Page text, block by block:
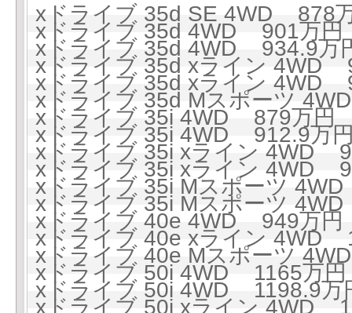
xドライブ 35d SE 4WD 878
xドライブ 35d 4WD 901万
xドライブ 35d 4WD 934.9万
xドライブ 35d xライン 4WD
xドライブ 35d xライン 4WD
xドライブ 35d Mスポーツ
xドライブ 35i 4WD 879万円
xドライブ 35i 4WD 912.9万
xドライブ 35i xライン 4WD
xドライブ 35i xライン 4WD
xドライブ 35i Mスポーツ
xドライブ 35i Mスポーツ
xドライブ 40e 4WD 949万
xドライブ 40e xライン 4WD
xドライブ 40e Mスポーツ
xドライブ 50i 4WD 1165万
xドライブ 50i 4WD 1198.9
xドライブ 50i xライン 4WD